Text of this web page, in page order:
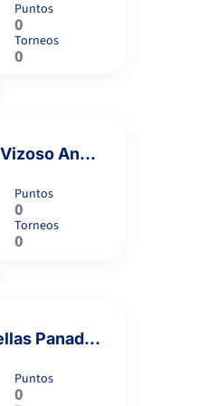
Puntos
0
Torneos
0
Alejandro Vizoso Ansedes
Puntos
0
Torneos
0
Nicolas Bellas Panadero
Puntos
0